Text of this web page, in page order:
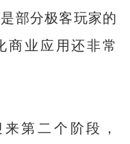
部分极客玩家的
商业应用还非常
第二个阶段，